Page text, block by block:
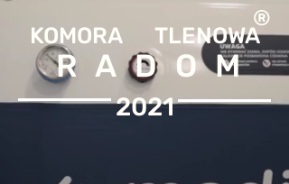
KOMORA TLENOWA
®
RADOM
2021